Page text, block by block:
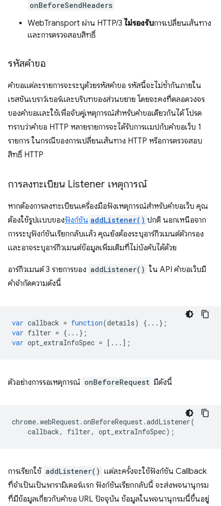
onBeforeSendHeaders
WebTransport ผ่าน HTTP/3 ไม่รองรับการเปลี่ยนเส้นทาง
และการตรวจสอบสิทธิ์
รหัสคำขอ
คำขอแต่ละรายการจะระบุด้วยรหัสคำขอ รหัสนี้จะไม่ซ้ำกันภายใน
เซสชันเบราว์เซอร์และบริบทของส่วนขยาย โดยจะคงที่ตลอดวงจร
ของคำขอและใช้เพื่อจับคู่เหตุการณ์สำหรับคำขอเดียวกันได้ โปรด
ทราบว่าคำขอ HTTP หลายรายการจะได้รับการแมปกับคำขอเว็บ 1
รายการ ในกรณีของการเปลี่ยนเส้นทาง HTTP หรือการตรวจสอบ
สิทธิ์ HTTP
การลงทะเบียน Listener เหตุการณ์
หากต้องการลงทะเบียนเครื่องมือฟังเหตุการณ์สำหรับคำขอเว็บ คุณ
ต้องใช้รูปแบบของฟังก์ชัน addListener() ปกติ นอกเหนือจาก
การระบุฟังก์ชันเรียกกลับแล้ว คุณยังต้องระบุอาร์กิวเมนต์ตัวกรอง
และอาจระบุอาร์กิวเมนต์ข้อมูลเพิ่มเติมที่ไม่บังคับได้ด้วย
อาร์กิวเมนต์ 3 รายการของ addListener() ใน API คำขอเว็บมี
คำจำกัดความดังนี้
var callback = function(details)
{...};
var filter = {...};
var opt_extraInfoSpec = [...];
ตัวอย่างการรอเหตุการณ์ onBeforeRequest มีดังนี้
chrome.webRequest.onBeforeRequest.addListener(
callback, filter, opt_extraInfoSpec);
การเรียกใช้ addListener() แต่ละครั้งจะใช้ฟังก์ชัน Callback
ที่จำเป็นเป็นพารามิเตอร์แรก ฟังก์ชันเรียกกลับนี้ จะส่งพจนานุกรม
ที่มีข้อมูลเกี่ยวกับคำขอ URL ปัจจุบัน ข้อมูลในพจนานุกรมนี้ขึ้นอยู่